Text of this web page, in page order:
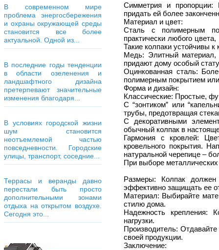
В современном мире
проблема энергосбережения
и охраны окружающей среды
становится все более
актуальной. Одной из...
В последние годы тенденции
в области озеленения и
ландшафтного дизайна
претерпевают значительные
изменения благодаря...
В условиях городской жизни
шум становится
неотъемлемой частью
повседневности. Городские
улицы, транспорт, соседние...
Террасы и веранды давно
перестали быть просто
дополнительными зонами
отдыха на открытом воздухе.
Сегодня это...
Симметрия и пропорции:
придать ей более
Материал и цвет:
Сталь с полимерным
практически любого
Такие колпаки устойчивы
Медь: Элитный материал,
придают дому особый
Оцинкованная сталь:
полимерным покрытием
Форма и дизайн:
Классические: Простые,
С “зонтиком” или
трубы, предотвращая
С декоративными
обычный колпак в
Гармония с кровлей:
кровельного покрытия.
натуральной черепице –
При выборе
Размеры: Колпак должен
эффективно защищать ее
Материал: Выбирайте
стилю дома.
Надежность крепления:
нагрузки.
Производитель:
своей продукции.
Заключение: